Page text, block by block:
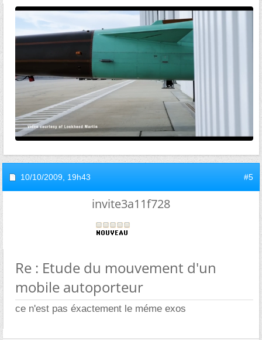
10/10/2009, 19h43 #5
invite3a11f728
Re : Etude du mouvement d'un
mobile autoporteur
ce n'est pas éxactement le méme exos